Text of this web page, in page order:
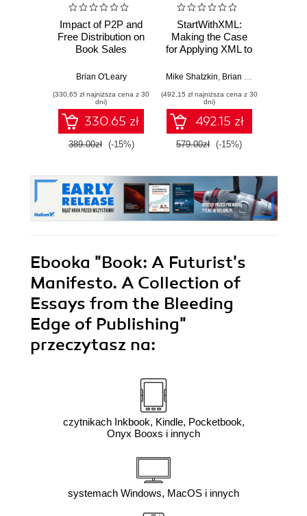
Impact of P2P and
Free Distribution on
Book Sales
Brian O'Leary
(330,65 zł najniższa cena z 30
dni)
330.65 zł
389.00zł (-15%)
StartWithXML:
Making the Case
for Applying XML to
Workflow
Mike Shatzkin, Brian O'Leary
(492,15 zł najniższa cena z 30
dni)
492.15 zł
579.00zł (-15%)
Ebooka "Book: A Futurist's
Manifesto. A Collection of
Essays from the Bleeding
Edge of Publishing"
przeczytasz na:
czytnikach Inkbook, Kindle, Pocketbook,
Onyx Booxs i innych
systemach Windows, MacOS i innych